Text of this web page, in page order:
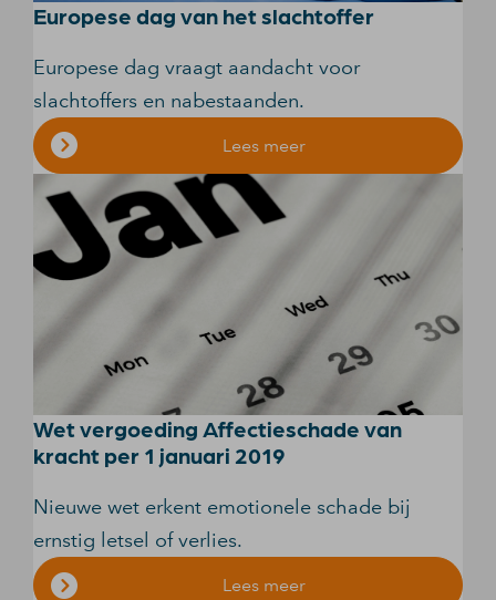
Europese dag van het slachtoffer
Europese dag vraagt aandacht voor
slachtoffers en nabestaanden.
Lees meer
Wet vergoeding Affectieschade van
kracht per 1 januari 2019
Nieuwe wet erkent emotionele schade bij
ernstig letsel of verlies.
Lees meer